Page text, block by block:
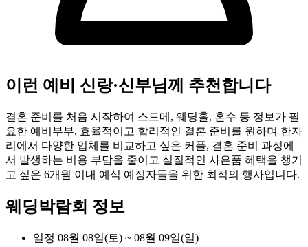
이런 예비 신랑·신부님께 추천합니다
결혼 준비를 처음 시작하여 스드메, 웨딩홀, 혼수 등 정보가 필
요한 예비부부, 효율적이고 합리적인 결혼 준비를 원하며 한자
리에서 다양한 업체를 비교하고 싶은 커플, 결혼 준비 과정에
서 발생하는 비용 부담을 줄이고 실질적인 사은품 혜택을 챙기
고 싶은 6개월 이내 예식 예정자들을 위한 최적의 행사입니다.
웨딩박람회 정보
일정 08월 08일(토) ~ 08월 09일(일)